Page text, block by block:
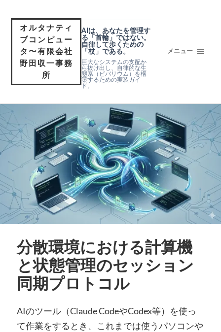
オルタナティ
ブコンピュー
タ〜有限会社
野田収一事務
所
AIは、あなたを管理す
る「首輪」ではない。
自律して歩くための
「杖」である。
巨大なシステムの支配か
ら抜け出し、自律的な生
態系（ビバリウム）を構
築するための実装ガイ
ド。
メニュー
分散環境における計算機
と状態管理のセッション
同期プロトコル
AIのツール（Claude CodeやCodex等）を使っ
て作業をするとき、これまでは使うパソコンや